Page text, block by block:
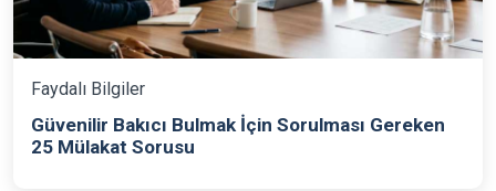
Faydalı Bilgiler
Güvenilir Bakıcı Bulmak İçin Sorulması Gereken
25 Mülakat Sorusu